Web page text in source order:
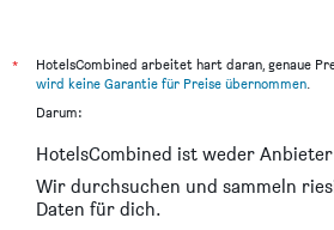
*
HotelsCombined arbeitet hart daran, genaue
wird keine Garantie für Preise übernommen.
Darum:
HotelsCombined ist weder
Wir durchsuchen und sammeln
Daten für dich.